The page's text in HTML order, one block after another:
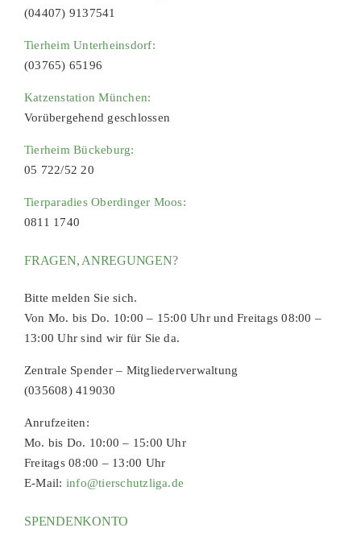
(04407) 9137541
Tierheim Unterheinsdorf:
(03765) 65196
Katzenstation München:
Vorübergehend geschlossen
Tierheim Bückeburg:
05 722/52 20
Tierparadies Oberdinger Moos:
0811 1740
FRAGEN, ANREGUNGEN?
Bitte melden Sie sich.
Von Mo. bis Do. 10:00 – 15:00 Uhr und Freitags 08:00 –
13:00 Uhr sind wir für Sie da.
Zentrale Spender – Mitgliederverwaltung
(035608) 419030
Anrufzeiten:
Mo. bis Do. 10:00 – 15:00 Uhr
Freitags 08:00 – 13:00 Uhr
E-Mail: info@tierschutzliga.de
SPENDENKONTO